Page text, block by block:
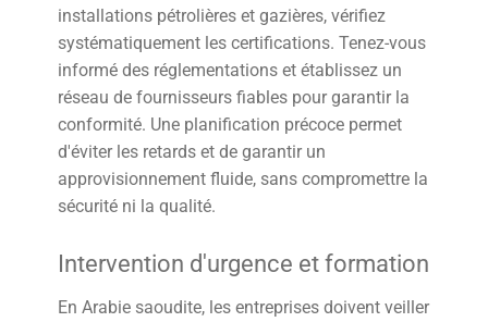
installations pétrolières et gazières, vérifiez
systématiquement les certifications. Tenez-vous
informé des réglementations et établissez un
réseau de fournisseurs fiables pour garantir la
conformité. Une planification précoce permet
d'éviter les retards et de garantir un
approvisionnement fluide, sans compromettre la
sécurité ni la qualité.
Intervention d'urgence et formation
En Arabie saoudite, les entreprises doivent veiller